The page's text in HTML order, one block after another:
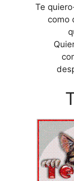
Te
como